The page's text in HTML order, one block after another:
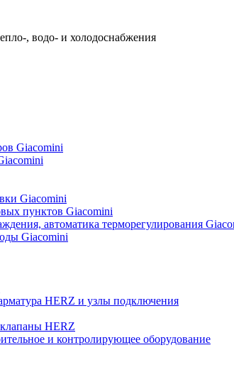
, водо- и холодоснабжения
Giacomini
Giacomini
пунктов Giacomini
автоматика терморегулирования
Giacomini
HERZ и узлы подключения
HERZ
и контролирующее оборудование